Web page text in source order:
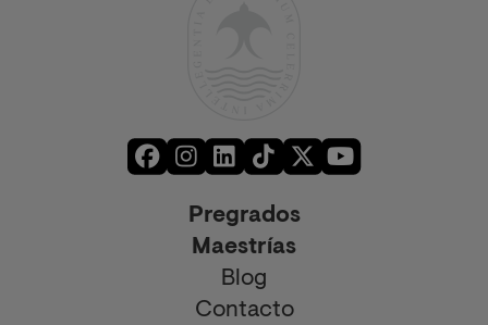
Pregrados
Maestrías
Blog
Contacto